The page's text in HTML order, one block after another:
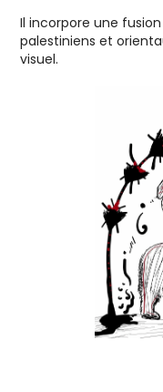
Il incorpore une
palestiniens et
visuel.